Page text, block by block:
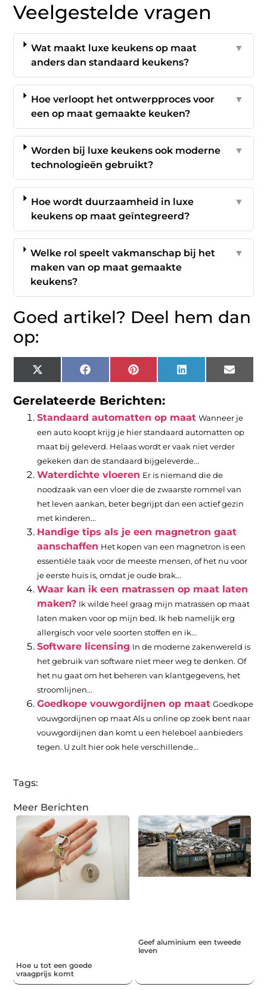
Veelgestelde vragen
Wat maakt luxe keukens op maat
anders dan standaard keukens?
▼
Hoe verloopt het ontwerpproces voor
een op maat gemaakte keuken?
▼
Worden bij luxe keukens ook moderne
technologieën gebruikt?
▼
Hoe wordt duurzaamheid in luxe
keukens op maat geïntegreerd?
▼
Welke rol speelt vakmanschap bij het
maken van op maat gemaakte
keukens?
▼
Goed artikel? Deel hem dan
op:
X
(Twitter)
FacebookPinterest LinkedIn Email
Gerelateerde Berichten:
Standaard automatten op maat Wanneer je
een auto koopt krijg je hier standaard automatten op
maat bij geleverd. Helaas wordt er vaak niet verder
gekeken dan de standaard bijgeleverde...
Waterdichte vloeren Er is niemand die de
noodzaak van een vloer die de zwaarste rommel van
het leven aankan, beter begrijpt dan een actief gezin
met kinderen...
Handige tips als je een magnetron gaat
aanschaffen Het kopen van een magnetron is een
essentiële taak voor de meeste mensen, of het nu voor
je eerste huis is, omdat je oude brak...
Waar kan ik een matrassen op maat laten
maken? Ik wilde heel graag mijn matrassen op maat
laten maken voor op mijn bed. Ik heb namelijk erg
allergisch voor vele soorten stoffen en ik...
Software licensing In de moderne zakenwereld is
het gebruik van software niet meer weg te denken. Of
het nu gaat om het beheren van klantgegevens, het
stroomlijnen...
Goedkope vouwgordijnen op maat Goedkope
vouwgordijnen op maat Als u online op zoek bent naar
vouwgordijnen dan komt u een heleboel aanbieders
tegen. U zult hier ook hele verschillende...
Tags:
Meer Berichten
Hoe u tot een goede
vraagprijs komt
Geef aluminium een tweede
leven